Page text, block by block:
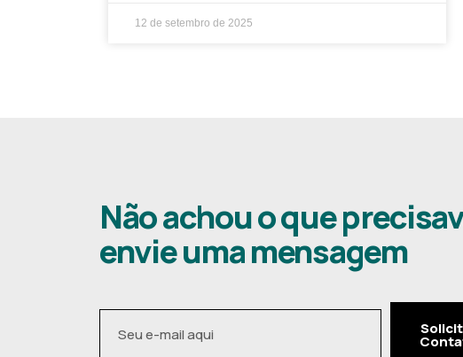
12 de setembro de 2025
Não achou o que
envie uma mensagem